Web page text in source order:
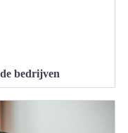
bedrijven